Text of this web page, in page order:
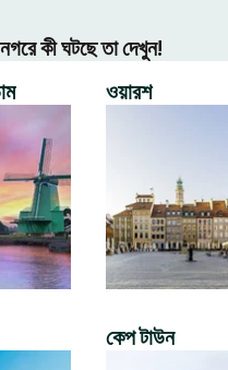
কী ঘটছে তা দেখুন!
ওয়ারশ
কেপ টাউন